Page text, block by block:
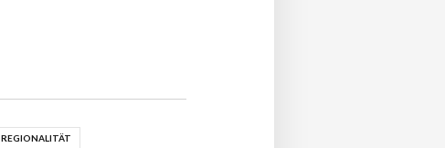
REGIONALITÄT